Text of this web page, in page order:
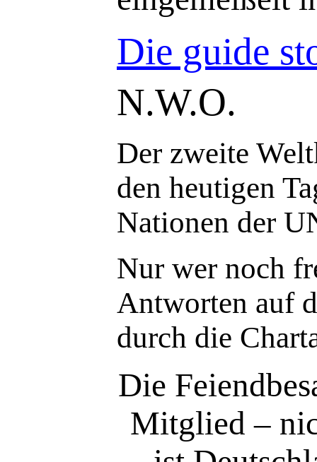
Die guide
N.W.O.
Der zweite
den heutigen
Nationen der
Nur wer noch
Antworten auf
durch die
Die
Mitglied –